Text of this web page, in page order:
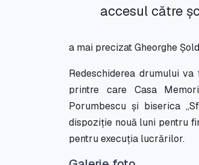
accesul către
a mai precizat Gheorghe
Redeschiderea drumului
printre care Casa
Porumbescu și biserica
dispoziție nouă luni pentru
pentru execuția lucrărilor.